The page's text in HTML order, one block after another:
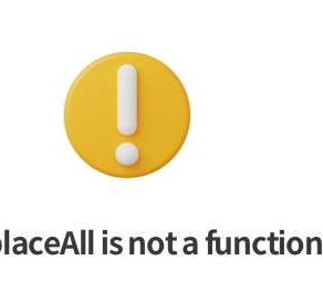
is not a function